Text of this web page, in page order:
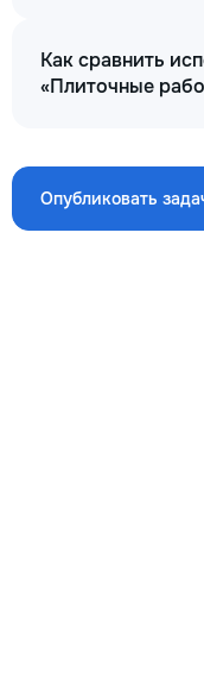
Как сравнить
«Плиточные
Опубликовать